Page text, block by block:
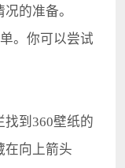
的准备。
。你可以尝试
到360壁纸的
在向上箭头